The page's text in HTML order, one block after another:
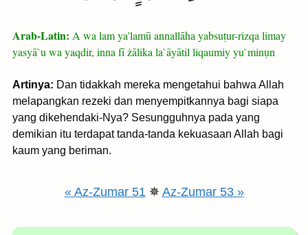
Arab-Latin: A wa lam ya'lamū annallāha yabsuṭur-rizqa limay
yasyā`u wa yaqdir, inna fī żālika la`āyātil liqaumiy yu`minụn
Artinya: Dan tidakkah mereka mengetahui bahwa Allah
melapangkan rezeki dan menyempitkannya bagi siapa
yang dikehendaki-Nya? Sesungguhnya pada yang
demikian itu terdapat tanda-tanda kekuasaan Allah bagi
kaum yang beriman.
« Az-Zumar 51✵ Az-Zumar 53 »